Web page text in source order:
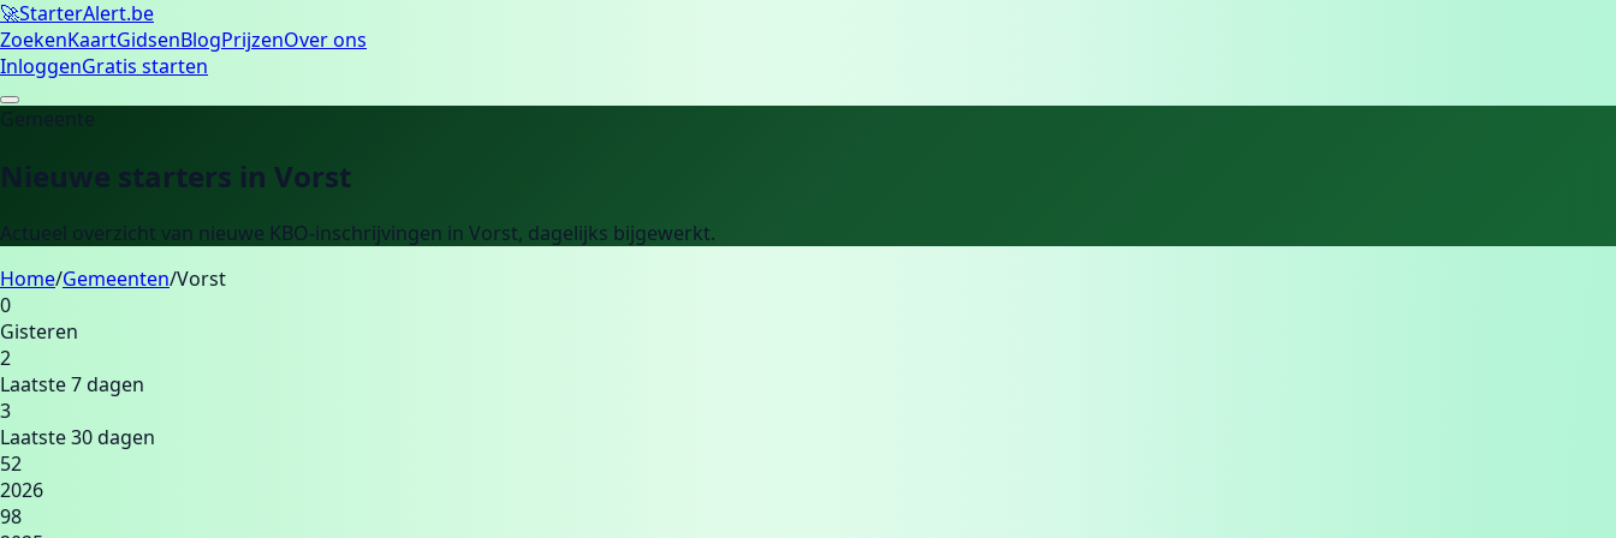
🚀StarterAlert.be
ZoekenKaartGidsenBlogPrijzenOver ons
InloggenGratis starten
Gemeente
Nieuwe starters in Vorst
Actueel overzicht van nieuwe KBO-inschrijvingen in Vorst, dagelijks bijgewerkt.
Home/Gemeenten/Vorst
0
Gisteren
2
Laatste 7 dagen
3
Laatste 30 dagen
52
2026
98